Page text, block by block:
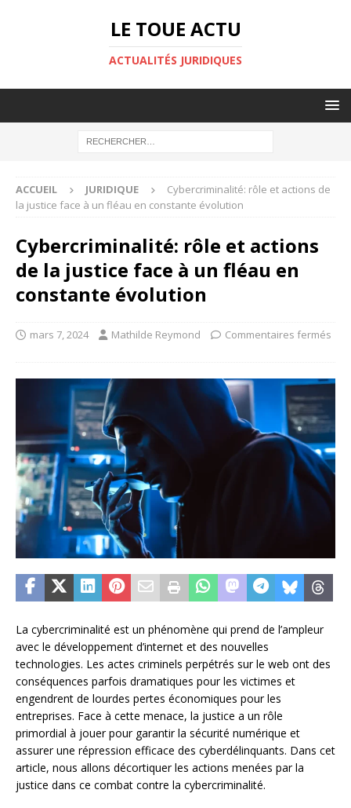
LE TOUE ACTU
ACTUALITÉS JURIDIQUES
ACCUEIL JURIDIQUE
Cybercriminalité: rôle et actions de
la justice face à un fléau en constante évolution
Cybercriminalité: rôle et actions
de la justice face à un fléau en
constante évolution
mars 7, 2024 Mathilde Reymond Commentaires fermés
La cybercriminalité est un phénomène qui prend de l’ampleur
avec le développement d’internet et des nouvelles
technologies. Les actes criminels perpétrés sur le web ont des
conséquences parfois dramatiques pour les victimes et
engendrent de lourdes pertes économiques pour les
entreprises. Face à cette menace, la justice a un rôle
primordial à jouer pour garantir la sécurité numérique et
assurer une répression efficace des cyberdélinquants. Dans cet
article, nous allons décortiquer les actions menées par la
justice dans ce combat contre la cybercriminalité.